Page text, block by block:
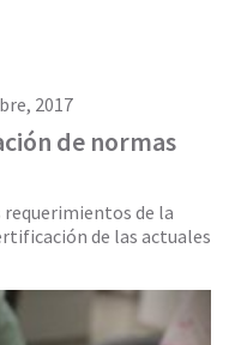
2017
de normas
de la
de las actuales